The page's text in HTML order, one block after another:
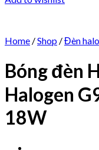
Home /Shop /Đèn
Bóng đèn
Halogen
18W